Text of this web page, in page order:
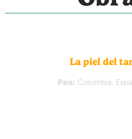
La piel del
País: Colombia,